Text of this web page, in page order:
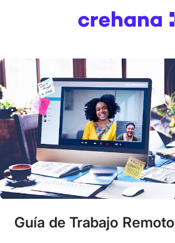
Guía de Trabajo Remoto